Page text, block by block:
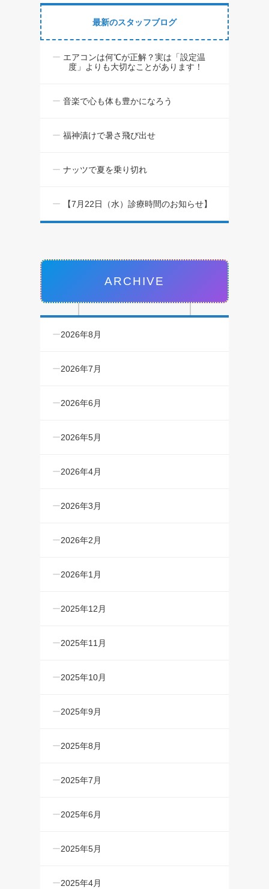
最新のスタッフブログ
エアコンは何℃が正解？実は「設定温
度」よりも大切なことがあります！
音楽で心も体も豊かになろう
福神漬けで暑さ飛び出せ
ナッツで夏を乗り切れ
【7月22日（水）診療時間のお知らせ】
ARCHIVE
2026年8月
2026年7月
2026年6月
2026年5月
2026年4月
2026年3月
2026年2月
2026年1月
2025年12月
2025年11月
2025年10月
2025年9月
2025年8月
2025年7月
2025年6月
2025年5月
2025年4月